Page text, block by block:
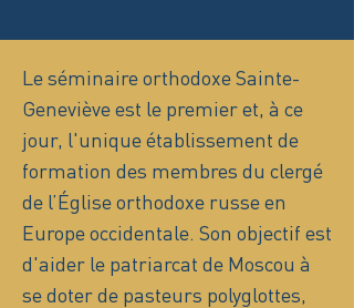
Le séminaire orthodoxe Sainte-
Geneviève est le premier et, à ce
jour, l'unique établissement de
formation des membres du clergé
de l’Église orthodoxe russe en
Europe occidentale. Son objectif est
d'aider le patriarcat de Moscou à
se doter de pasteurs polyglottes,